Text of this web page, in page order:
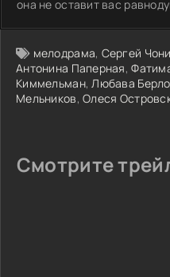
она не оставит вас
мелодрама, Сергей
Антонина Паперная,
Киммельман,Любава Берло
Мельников,Олеся
Смотрите